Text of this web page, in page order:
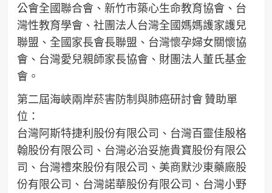
公會全國聯合會、新竹市築心生命教育協會、台
灣性教育學會、社團法人台灣全國媽媽護家護兒
聯盟、全國家長會長聯盟、台灣懷孕婦女關懷協
會、台灣愛兒親師家長協會、財團法人董氏基金
會。
第二屆海峽兩岸菸害防制與肺癌研討會 贊助單
位：
台灣阿斯特捷利股份有限公司、台灣百靈佳殷格
翰股份有限公司、台灣必治妥施貴寶股份有限公
司、台灣禮來股份有限公司、美商默沙東藥廠股
份有限公司、台灣諾華股份有限公司、台灣小野